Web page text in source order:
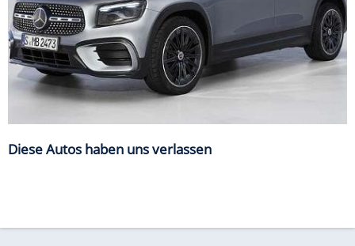
Diese Autos haben uns verlassen